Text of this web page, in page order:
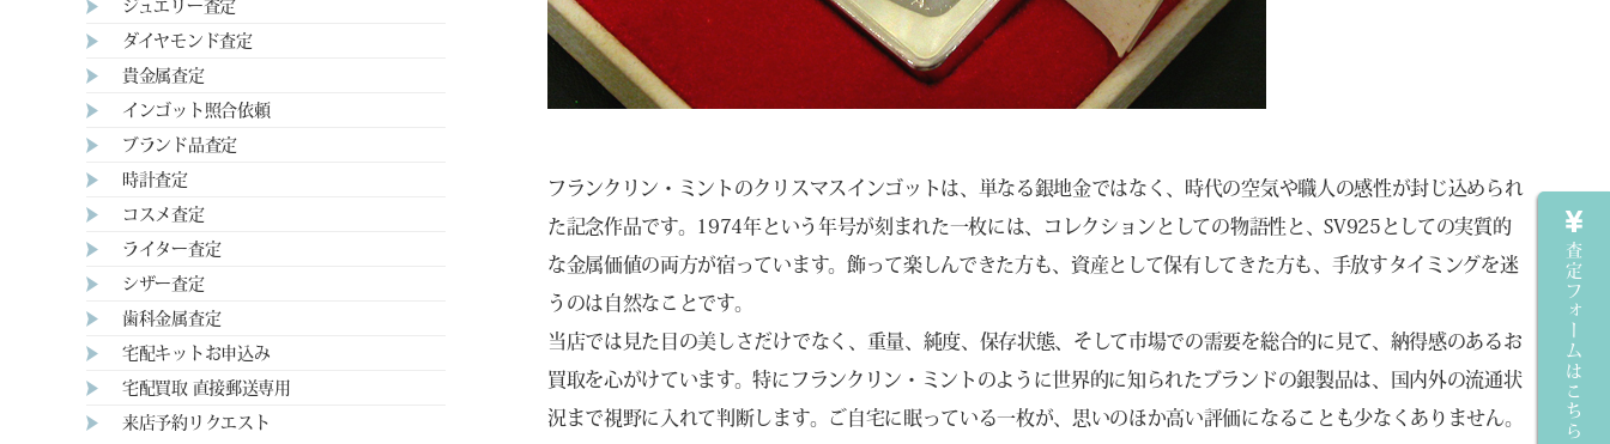
フランクリン・ミントのクリスマスインゴットは、単なる銀地金ではなく、時代の空気や職人の感性が封じ込められ
た記念作品です。1974年という年号が刻まれた一枚には、コレクションとしての物語性と、SV925としての実質的
な金属価値の両方が宿っています。飾って楽しんできた方も、資産として保有してきた方も、手放すタイミングを迷
うのは自然なことです。
当店では見た目の美しさだけでなく、重量、純度、保存状態、そして市場での需要を総合的に見て、納得感のあるお
買取を心がけています。特にフランクリン・ミントのように世界的に知られたブランドの銀製品は、国内外の流通状
況まで視野に入れて判断します。ご自宅に眠っている一枚が、思いのほか高い評価になることも少なくありません。
ジュエリー査定
ダイヤモンド査定
貴金属査定
インゴット照合依頼
ブランド品査定
時計査定
コスメ査定
ライター査定
シザー査定
歯科金属査定
宅配キットお申込み
宅配買取 直接郵送専用
来店予約リクエスト
査定フォームはこちら